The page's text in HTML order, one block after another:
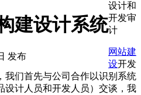
建设计系统
发布
设计和
开发审
计
网站建
设开发
我们首先与公司合作以识别系统
设计人员和开发人员）交谈，我